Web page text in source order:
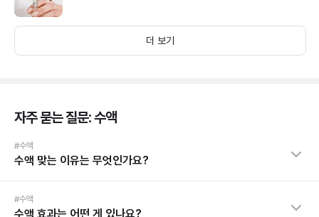
더 보기
자주 묻는 질문: 수액
#수액
수액 맞는 이유는 무엇인가요?
#수액
수액 효과는 어떤 게 있나요?